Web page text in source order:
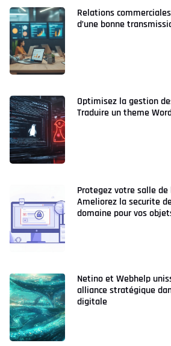
Relations
d’une bonne
Optimisez la gestion
Traduire un theme
Protegez votre salle de
Ameliorez la securite
domaine pour vos
Netino et Webhelp
alliance stratégique
digitale